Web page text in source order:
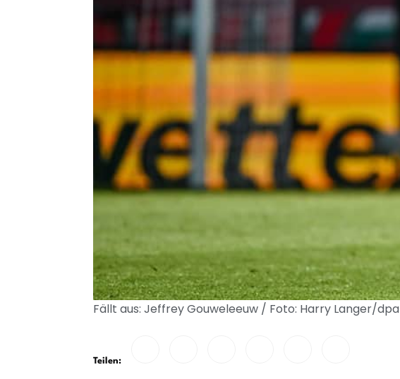
Fällt aus: Jeffrey Gouweleeuw / Foto: Harry Langer/dpa
Teilen: